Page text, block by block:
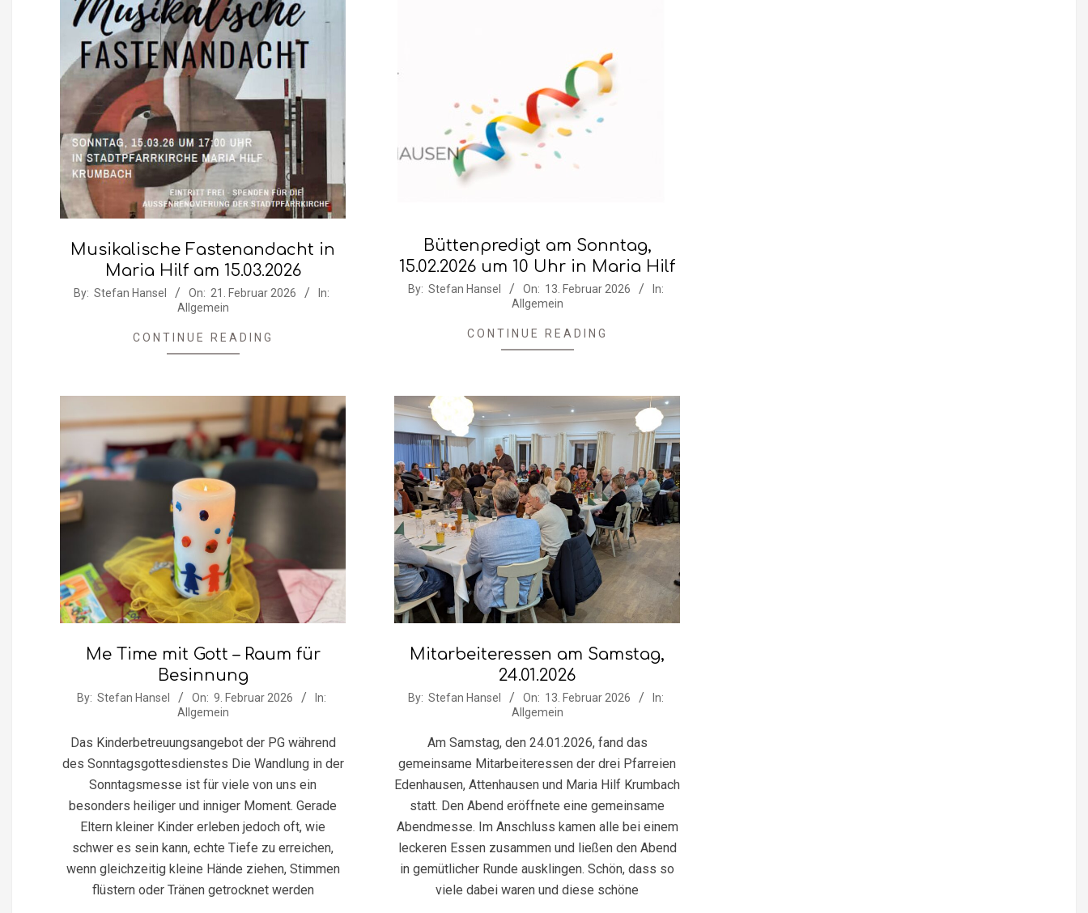
Musikalische Fastenandacht in
Maria Hilf am 15.03.2026
2026-
By: Stefan Hansel On: 21. Februar 2026
In:
Allgemein
CONTINUE READING
Büttenpredigt am Sonntag,
15.02.2026 um 10 Uhr in Maria Hilf
2026-
By: Stefan Hansel On: 13. Februar 2026
In:
Allgemein
CONTINUE READING
Me Time mit Gott – Raum für
Besinnung
2026-
09
By: Stefan Hansel On: 9. Februar 2026
In:
Allgemein
Das Kinderbetreuungsangebot der PG während
des Sonntagsgottesdienstes Die Wandlung in der
Sonntagsmesse ist für viele von uns ein
besonders heiliger und inniger Moment. Gerade
Eltern kleiner Kinder erleben jedoch oft, wie
schwer es sein kann, echte Tiefe zu erreichen,
wenn gleichzeitig kleine Hände ziehen, Stimmen
flüstern oder Tränen getrocknet werden
Mitarbeiteressen am Samstag,
24.01.2026
2026-
By: Stefan Hansel On: 13. Februar 2026
In:
Allgemein
Am Samstag, den 24.01.2026, fand das
gemeinsame Mitarbeiteressen der drei Pfarreien
Edenhausen, Attenhausen und Maria Hilf Krumbach
statt. Den Abend eröffnete eine gemeinsame
Abendmesse. Im Anschluss kamen alle bei einem
leckeren Essen zusammen und ließen den Abend
in gemütlicher Runde ausklingen. Schön, dass so
viele dabei waren und diese schöne